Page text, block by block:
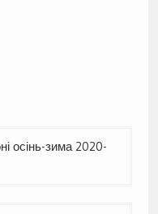
осінь-зима 2020-